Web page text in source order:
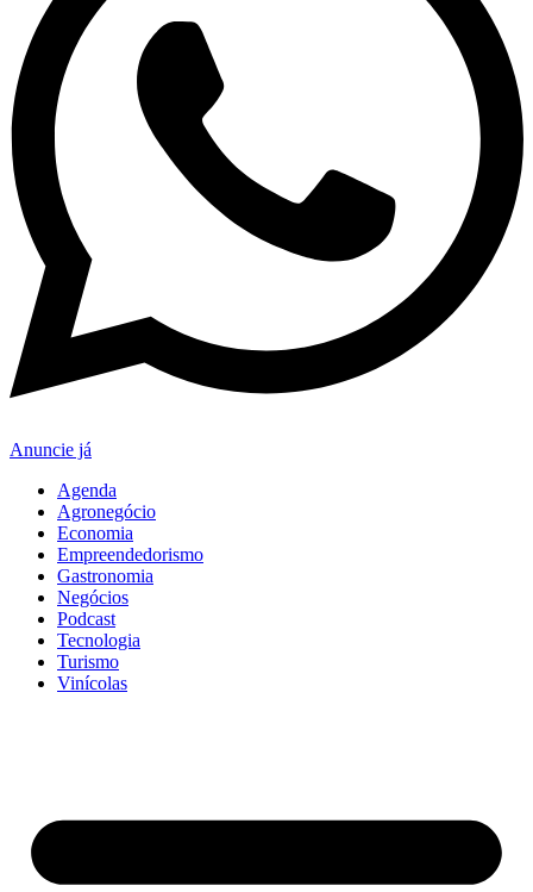
Anuncie já
Agenda
Agronegócio
Economia
Empreendedorismo
Gastronomia
Negócios
Podcast
Tecnologia
Turismo
Vinícolas